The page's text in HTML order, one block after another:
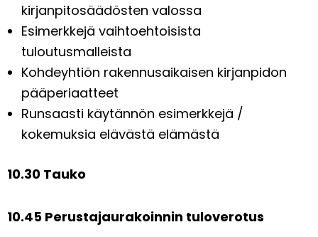
kirjanpitosäädösten valossa
Esimerkkejä vaihtoehtoisista
tuloutusmalleista
Kohdeyhtiön rakennusaikaisen kirjanpidon
pääperiaatteet
Runsaasti käytännön esimerkkejä /
kokemuksia elävästä elämästä
10.30 Tauko
10.45 Perustajaurakoinnin tuloverotus